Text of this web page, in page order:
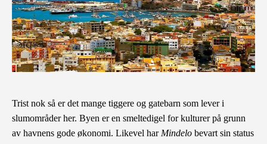
Trist nok så er det mange tiggere og gatebarn som lever i
slumområder her. Byen er en smeltedigel for kulturer på grunn
av havnens gode økonomi. Likevel har Mindelo bevart sin status